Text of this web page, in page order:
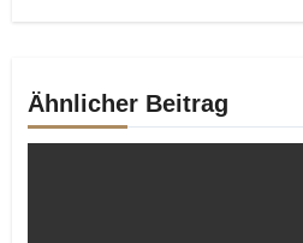
Ähnlicher Beitrag